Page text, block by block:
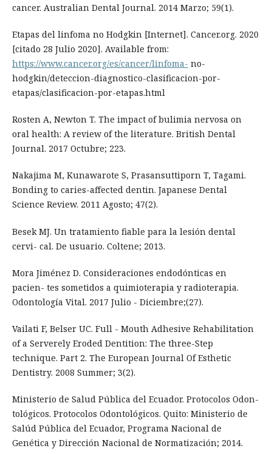
cancer. Australian Dental Journal. 2014 Marzo; 59(1).
Etapas del linfoma no Hodgkin [Internet]. Cancer.org. 2020
[citado 28 Julio 2020]. Available from:
https://www.cancer.org/es/cancer/linfoma- no-
hodgkin/deteccion-diagnostico-clasificacion-por-
etapas/clasificacion-por-etapas.html
Rosten A, Newton T. The impact of bulimia nervosa on
oral health: A review of the literature. British Dental
Journal. 2017 Octubre; 223.
Nakajima M, Kunawarote S, Prasansuttiporn T, Tagami.
Bonding to caries-affected dentin. Japanese Dental
Science Review. 2011 Agosto; 47(2).
Besek MJ. Un tratamiento fiable para la lesión dental
cervi- cal. De usuario. Coltene; 2013.
Mora Jiménez D. Consideraciones endodónticas en
pacien- tes sometidos a quimioterapia y radioterapia.
Odontología Vital. 2017 Julio - Diciembre;(27).
Vailati F, Belser UC. Full - Mouth Adhesive Rehabilitation
of a Serverely Eroded Dentition: The three-Step
technique. Part 2. The European Journal Of Esthetic
Dentistry. 2008 Summer; 3(2).
Ministerio de Salud Pública del Ecuador. Protocolos Odon-
tológicos. Protocolos Odontológicos. Quito: Ministerio de
Salúd Pública del Ecuador, Programa Nacional de
Genética y Dirección Nacional de Normatización; 2014.